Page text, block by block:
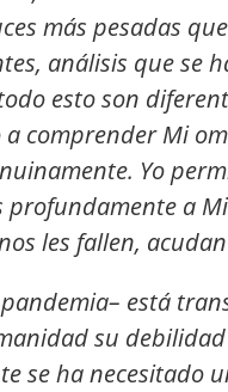
más pesadas
análisis que se
esto son
comprender Mi
Yo
a
les fallen,
pandemia– está
su
se ha necesitado